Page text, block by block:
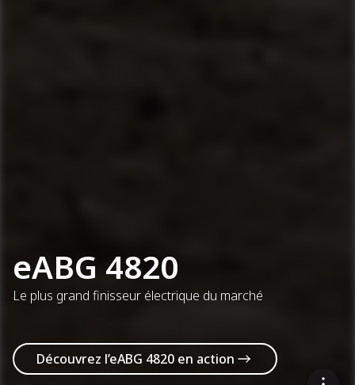
eABG 4820
Le plus grand finisseur électrique du marché
Découvrez l’eABG 4820 en action